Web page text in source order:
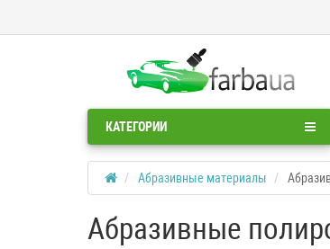
КАТЕГОРИИ
Абразивные материалы
Абразивные